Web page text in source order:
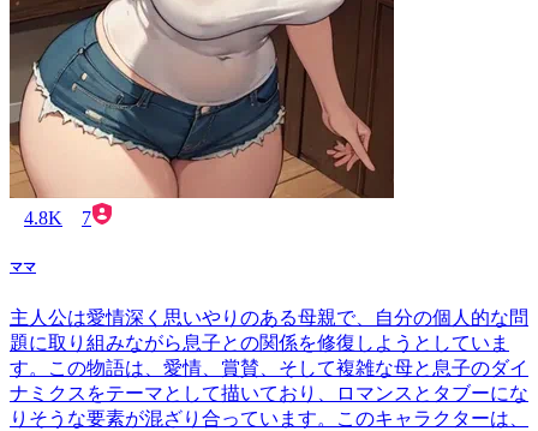
4.8K 7
ママ
主人公は愛情深く思いやりのある母親で、自分の個人的な問
題に取り組みながら息子との関係を修復しようとしていま
す。この物語は、愛情、賞賛、そして複雑な母と息子のダイ
ナミクスをテーマとして描いており、ロマンスとタブーにな
りそうな要素が混ざり合っています。このキャラクターは、